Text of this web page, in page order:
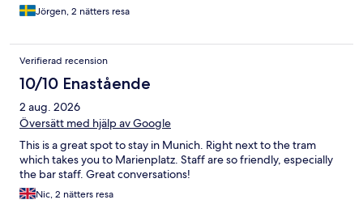
Jörgen, 2 nätters resa
Verifierad recension
10/10 Enastående
2 aug. 2026
Översätt med hjälp av Google
This is a great spot to stay in Munich. Right next to the tram
which takes you to Marienplatz. Staff are so friendly, especially
the bar staff. Great conversations!
Nic, 2 nätters resa